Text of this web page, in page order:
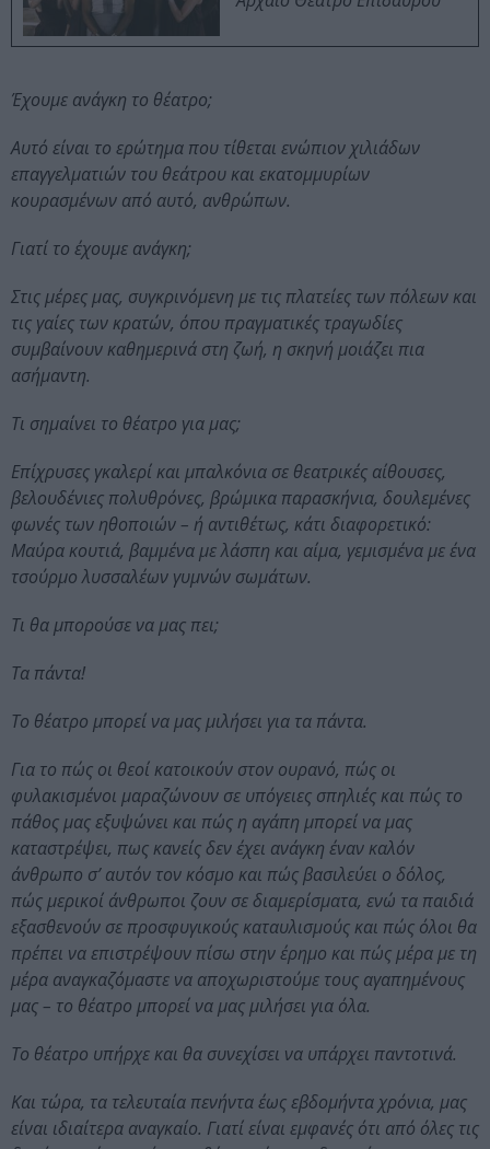
Έχουμε ανάγκη το θέατρο;
Αυτό είναι το ερώτημα που τίθεται ενώπιον χιλιάδων
επαγγελματιών του θεάτρου και εκατομμυρίων
κουρασμένων από αυτό, ανθρώπων.
Γιατί το έχουμε ανάγκη;
Στις μέρες μας, συγκρινόμενη με τις πλατείες των πόλεων και
τις γαίες των κρατών, όπου πραγματικές τραγωδίες
συμβαίνουν καθημερινά στη ζωή, η σκηνή μοιάζει πια
ασήμαντη.
Τι σημαίνει το θέατρο για μας;
Επίχρυσες γκαλερί και μπαλκόνια σε θεατρικές αίθουσες,
βελουδένιες πολυθρόνες, βρώμικα παρασκήνια, δουλεμένες
φωνές των ηθοποιών – ή αντιθέτως, κάτι διαφορετικό:
Μαύρα κουτιά, βαμμένα με λάσπη και αίμα, γεμισμένα με ένα
τσούρμο λυσσαλέων γυμνών σωμάτων.
Τι θα μπορούσε να μας πει;
Τα πάντα!
Το θέατρο μπορεί να μας μιλήσει για τα πάντα.
Για το πώς οι θεοί κατοικούν στον ουρανό, πώς οι
φυλακισμένοι μαραζώνουν σε υπόγειες σπηλιές και πώς το
πάθος μας εξυψώνει και πώς η αγάπη μπορεί να μας
καταστρέψει, πως κανείς δεν έχει ανάγκη έναν καλόν
άνθρωπο σ’ αυτόν τον κόσμο και πώς βασιλεύει ο δόλος,
πώς μερικοί άνθρωποι ζουν σε διαμερίσματα, ενώ τα παιδιά
εξασθενούν σε προσφυγικούς καταυλισμούς και πώς όλοι θα
πρέπει να επιστρέψουν πίσω στην έρημο και πώς μέρα με τη
μέρα αναγκαζόμαστε να αποχωριστούμε τους αγαπημένους
μας – το θέατρο μπορεί να μας μιλήσει για όλα.
Το θέατρο υπήρχε και θα συνεχίσει να υπάρχει παντοτινά.
Και τώρα, τα τελευταία πενήντα έως εβδομήντα χρόνια, μας
είναι ιδιαίτερα αναγκαίο. Γιατί είναι εμφανές ότι από όλες τις